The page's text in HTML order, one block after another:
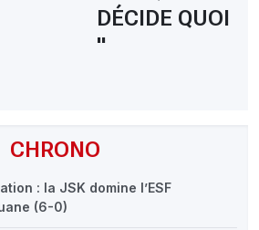
CHRONO
: la JSK domine l’ESF
(6-0)
DÉCIDE QUOI
"